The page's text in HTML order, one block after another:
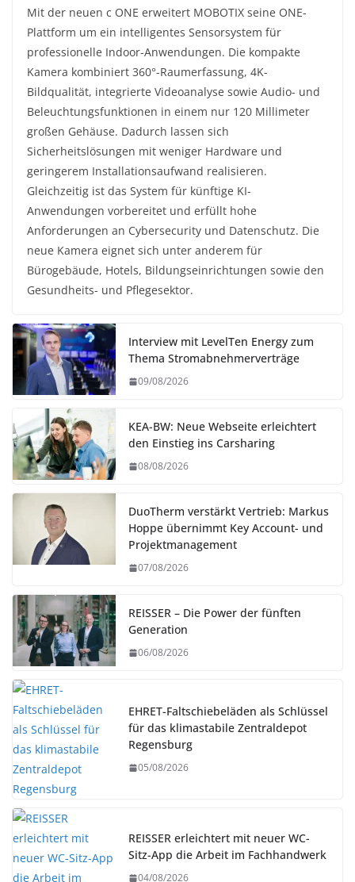
Mit der neuen c ONE erweitert MOBOTIX seine ONE-
Plattform um ein intelligentes Sensorsystem für
professionelle Indoor-Anwendungen. Die kompakte
Kamera kombiniert 360°-Raumerfassung, 4K-
Bildqualität, integrierte Videoanalyse sowie Audio- und
Beleuchtungsfunktionen in einem nur 120 Millimeter
großen Gehäuse. Dadurch lassen sich
Sicherheitslösungen mit weniger Hardware und
geringerem Installationsaufwand realisieren.
Gleichzeitig ist das System für künftige KI-
Anwendungen vorbereitet und erfüllt hohe
Anforderungen an Cybersecurity und Datenschutz. Die
neue Kamera eignet sich unter anderem für
Bürogebäude, Hotels, Bildungseinrichtungen sowie den
Gesundheits- und Pflegesektor.
Interview mit LevelTen Energy zum
Thema Stromabnehmerverträge
09/08/2026
KEA-BW: Neue Webseite erleichtert
den Einstieg ins Carsharing
08/08/2026
DuoTherm verstärkt Vertrieb: Markus
Hoppe übernimmt Key Account- und
Projektmanagement
07/08/2026
REISSER – Die Power der fünften
Generation
06/08/2026
EHRET-Faltschiebeläden als Schlüssel
für das klimastabile Zentraldepot
Regensburg
05/08/2026
REISSER erleichtert mit neuer WC-
Sitz-App die Arbeit im Fachhandwerk
04/08/2026